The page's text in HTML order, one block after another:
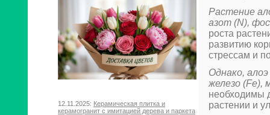
12.11.2025: Керамическая плитка и
керамогранит с имитацией дерева и паркета
Растение
азот (N),
роста
развитию
стрессам и
Однако,
железо (Fe),
необходимы
растении и